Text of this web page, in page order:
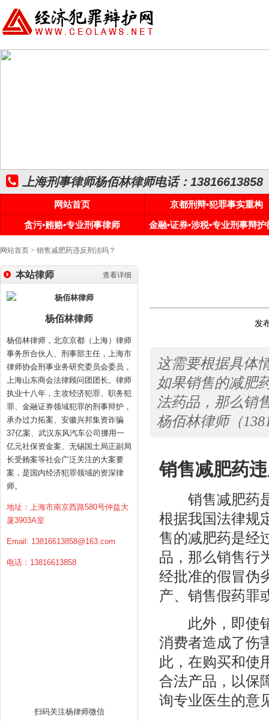
上海刑事律师杨佰林律师电话：13816613858
网站首页
京都刑辩•犯罪事实重构
贪污•贿赂•专业刑事律师
金融•证券•涉税•专业刑事辩护
网站首页 > 销售减肥药违反刑法吗？
查看详细
本站律师
杨佰林律师
杨佰林律师，北京京都（上海）律师
事务所合伙人、刑事部主任，上海市
律师协会刑事业务研究委员会委员，
上海山东商会法律顾问团团长。律师
执业十八年，主攻经济犯罪、职务犯
罪、金融证券领域犯罪的刑事辩护，
承办过力拓案、安徽兴邦集资诈骗
37亿案、武汉东风汽车公司挪用一
亿元社保资金案、无锡国土局正副局
长受贿案等社会广泛关注的大案要
案，是国内经济犯罪领域的资深律
师。
地址：上海市南京西路580号仲益大
厦3903A室
Email: 13816613858@163.com
电话：13816613858
扫码关注杨律师微信
发
这需要根据具体
如果销售的减肥
法药品，那么销
杨佰林律师（
销售减肥药
销售减肥药是
根据我国法律规
售的减肥药是经
品，那么销售行
经批准的假冒伪
产、销售假药罪
此外，即使销
消费者造成了伤
此，在购买和使
合法产品，以保
询专业医生的意